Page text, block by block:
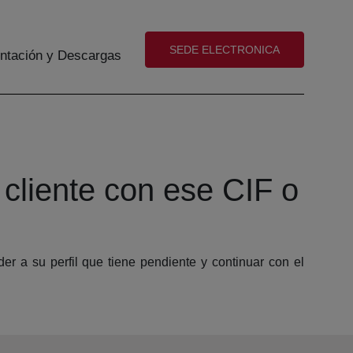
y Descargas (abre en nueva ventana)
SEDE ELECTRONICA
con ese CIF o
a su perfil que tiene pendiente y continuar con el